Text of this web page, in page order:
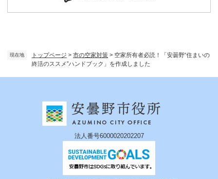
現在地 トップページ > 市の空家対策 > 空家所有者必読！「安曇野“住まいの
終活のススメ”ハンドブック」を作成しました
法人番号6000020202207